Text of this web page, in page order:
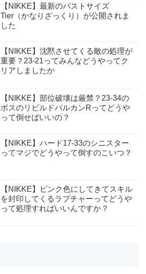
【NIKKE】最新のバストサイズ
Tier（かなりざっくり）が公開されま
した
【NIKKE】沈黙させてくる敵の処理が
重要？23-21ってみんなどうやってク
リアしましたか
【NIKKE】部位破壊は厳禁？23-34の
ボスのリビルドバルカンRってどうや
って倒せばいいの？
【NIKKE】ハード17-33のシニスター
ってマジでどうやって倒すのこいつ？
【NIKKE】ピンク色にしてきてスキル
を封印してくるラプチャーってどうや
って処理すればいいんですか？